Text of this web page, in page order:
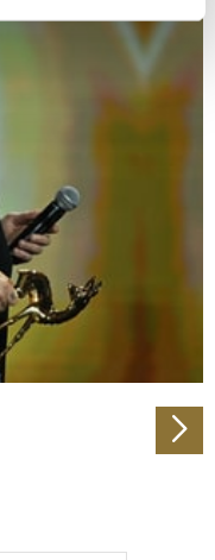
identifizieren
persönlichen Daten
Präferenzen im
Anzeigen zu
Medien anbieten
Website zu
zu Ihrer
Partner für
weiter. Unsere
mit
Nutzung der Dienste